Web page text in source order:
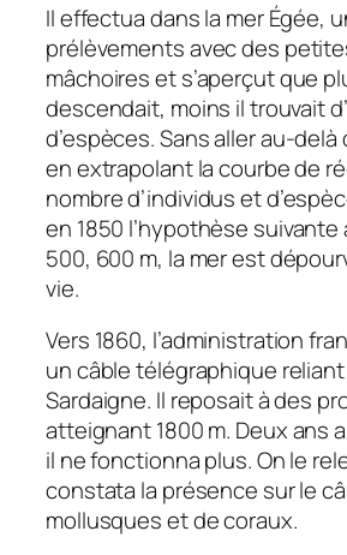
Il effectua dans la mer Égée,
prélèvements avec des
mâchoires et s’aperçut que
descendait, moins il trouvait
d’espèces. Sans aller au-delà
en extrapolant la courbe de
nombre d’individus et
en 1850 l’hypothèse
500, 600 m, la mer est
vie.
Vers 1860, l’administration
un câble télégraphique reliant
Sardaigne. Il reposait à des
atteignant 1800 m. Deux ans
il ne fonctionna plus. On le
constata la présence sur le
mollusques et de coraux.